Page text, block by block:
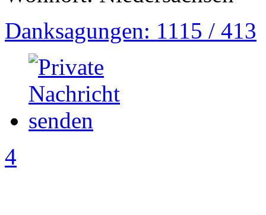
Danksagungen: 1115 / 413
4